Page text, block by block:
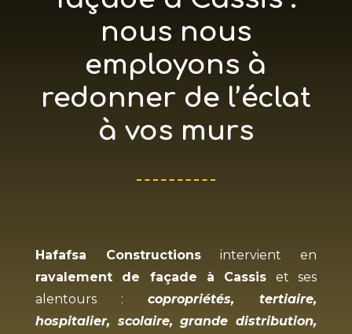
nous nous
employons à
redonner de l’éclat
à vos murs
Hafafsa Constructionsintervient en
ravalement de façade à
Cassis et ses
alentours :copropriétés, tertiaire,
hospitalier, scolaire, grande distribution,